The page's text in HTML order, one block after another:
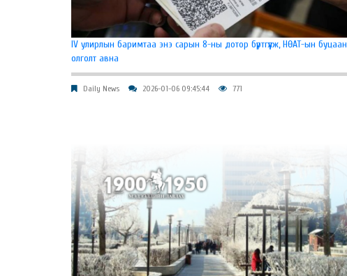
IV улирлын баримтаа энэ сарын 8-ны дотор бүртгүүлж, НӨАТ-ын буцаан
олголт авна
Daily News 2026-01-06 09:45:44 771